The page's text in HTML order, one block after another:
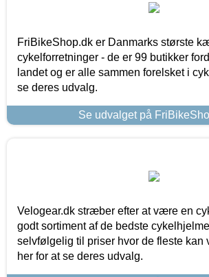
FriBikeShop.dk er Danmarks største
cykelforretninger - de er 99 butikker
landet og er alle sammen forelsket i
se deres udvalg.
Se udvalget på
Velogear.dk stræber efter at være en
godt sortiment af de bedste
selvfølgelig til priser hvor de fleste kan
her for at se deres udvalg.